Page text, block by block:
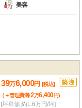
美容
39万6,000円 [税込]
(＋管理費等2万6,400円)
[坪単価 約1.6万円/坪]